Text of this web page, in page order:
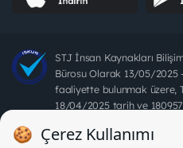
STJ İnsan Kaynakları
Bürosu Olarak 13/05/2025
faaliyette bulunmak üzere,
18/04/2025 tarih ve
arayanlardan ücret alınması